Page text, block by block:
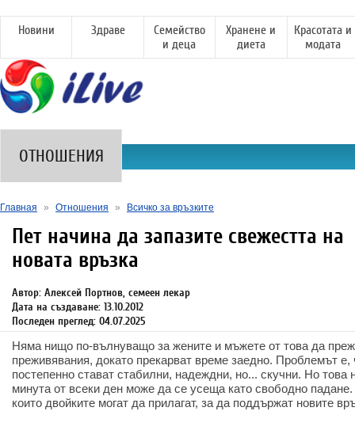
Новини Здраве
Семейство
и деца
Хранене и
диета
Красотата и
модата
ОТНОШЕНИЯ
Главная » Отношения » Всичко за връзките
Пет начина да запазите свежестта на
новата връзка
Автор: Алексей Портнов, семеен лекар
Дата на създаване: 13.10.2012
Последен преглед: 04.07.2025
Няма нищо по-вълнуващо за жените и мъжете от това да
преживявания, докато прекарват време заедно. Проблемът е,
постепенно стават стабилни, надеждни, но... скучни. Но това
минута от всеки ден може да се усеща като свободно
които двойките могат да прилагат, за да поддържат новите